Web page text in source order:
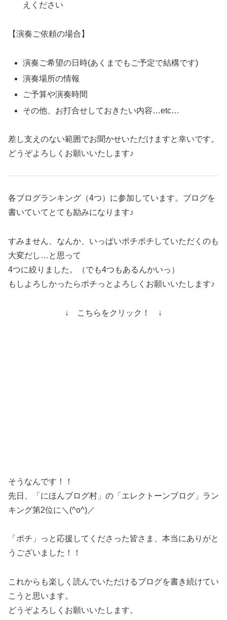
えください
【演奏ご依頼の場合】
演奏ご希望の日時(あくまでもご予定で結構です)
演奏場所の情報
ご予算や演奏時間
その他、お打合せしておきたい内容…etc…
差し支えのない範囲でお聞かせいただけますと幸いです。
どうぞよろしくお願いいたします♪
各ブログランキング（4つ）に参加しています。ブログを
書いていてとても励みになります♪
すみません、なんか、いっぱいポチポチしていただくのも
大変だし…と思って
4つに絞りました。（でも4つもあるんかいっ）
もしよろしかったらポチっとよろしくお願いいたします♪
↓ こちらをクリック！ ↓
そうなんです！！
先日、「にほんブログ村」の「エレクトーンブログ」ラン
キング第2位に＼(^o^)／
「ポチ」っと応援してくださった皆さま、本当にありがと
うございました！！
これからも楽しく読んでいただけるブログを書き続けてい
こうと思います。
どうぞよろしくお願いいたします。